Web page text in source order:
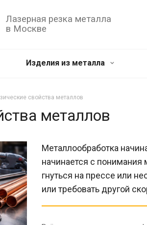
Лазерная резка металла
в Москве
Изделия из металла
свойства металлов
металлов
Металлообработка
начинается с понимания
гнуться на прессе или
или требовать другой